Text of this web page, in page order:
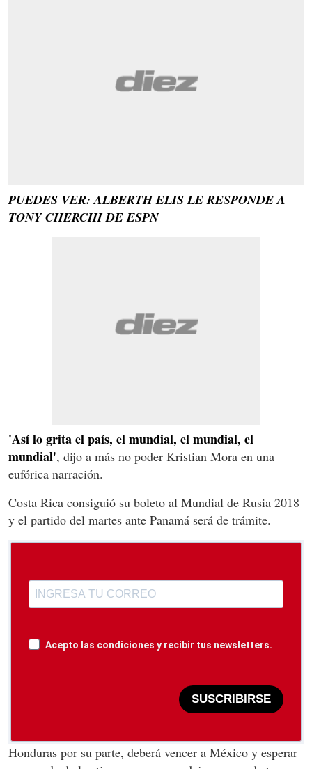
PUEDES VER: ALBERTH ELIS LE RESPONDE A
TONY CHERCHI DE ESPN
'Así lo grita el país, el mundial, el mundial, el
mundial', dijo a más no poder Kristian Mora en una
eufórica narración.
Costa Rica consiguió su boleto al Mundial de Rusia 2018
y el partido del martes ante Panamá será de trámite.
Acepto las condiciones y recibir tus newsletters.
SUSCRIBIRSE
Honduras por su parte, deberá vencer a México y esperar